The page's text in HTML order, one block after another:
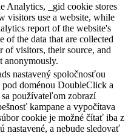
Analytics, _gid cookie stores
visitors use a website, while
report of the website's
of the data that are collected
of visitors, their source, and
anonymously.
nastavený spoločnosťou
doménou DoubleClick a
používateľom zobrazí
kampane a vypočítava
cookie je možné čítať iba z
nastavené, a nebude sledovať